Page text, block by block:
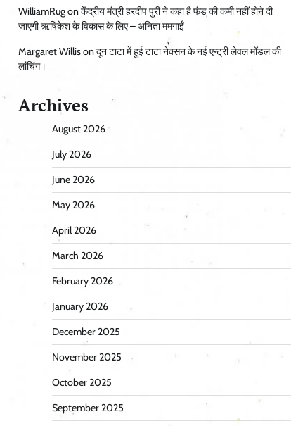
WilliamRugonकेंद्रीय मंत्री हरदीप पुरी ने कहा है फंड की कमी नहीं होने दी
जाएगी ऋषिकेश के विकास के लिए – अनिता ममगाईं
Margaret Willisonदून टाटा में हुई टाटा नेक्सन के नई एन्ट्री लेवल मॉडल की
लांचिंग।
Archives
August 2026
July 2026
June 2026
May 2026
April 2026
March 2026
February 2026
January 2026
December 2025
November 2025
October 2025
September 2025